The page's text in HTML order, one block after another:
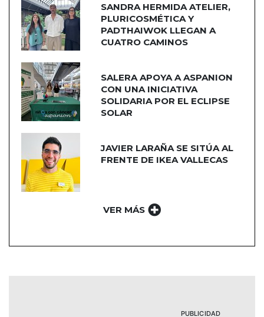
SANDRA HERMIDA ATELIER,
PLURICOSMÉTICA Y
PADTHAIWOK LLEGAN A
CUATRO CAMINOS
SALERA APOYA A ASPANION
CON UNA INICIATIVA
SOLIDARIA POR EL ECLIPSE
SOLAR
JAVIER LARAÑA SE SITÚA AL
FRENTE DE IKEA VALLECAS
VER MÁS
PUBLICIDAD